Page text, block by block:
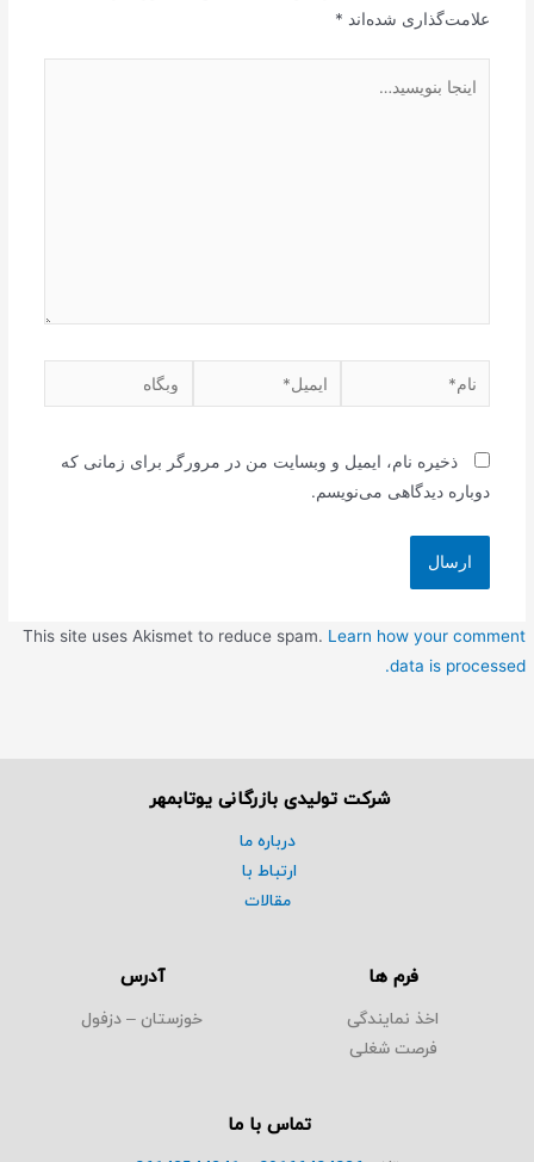
علامت‌گذاری شده‌اند *
ذخیره نام، ایمیل و وبسایت من در مرورگر برای زمانی که
دوباره دیدگاهی می‌نویسم.
This site uses Akismet to reduce spam. Learn how your comment
data is processed.
شرکت تولیدی بازرگانی یوتابمهر
درباره ما
ارتباط با
مقالات
فرم ها
اخذ نمایندگی
فرصت شغلی
آدرس
خوزستان – دزفول
تماس با ما